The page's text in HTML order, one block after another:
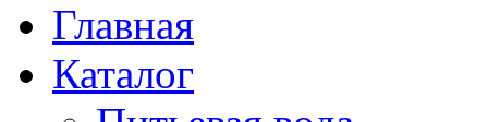
Главная
Каталог